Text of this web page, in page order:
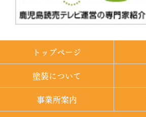
トップページ
塗装について
事業所案内